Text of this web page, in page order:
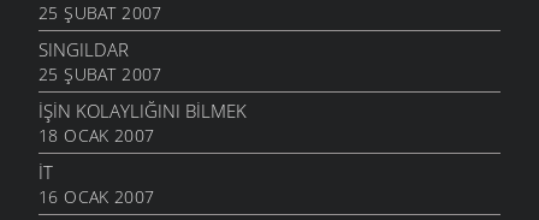
25 ŞUBAT 2007
SINGILDAR
25 ŞUBAT 2007
İŞIN KOLAYLIĞINI BILMEK
18 OCAK 2007
İT
16 OCAK 2007